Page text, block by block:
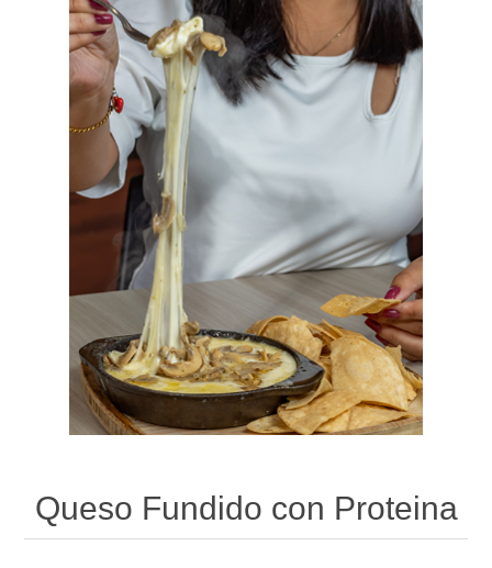
Queso Fundido con Proteina